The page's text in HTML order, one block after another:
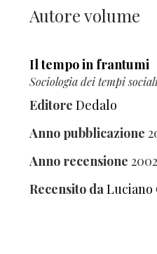
Autore volume
Il tempo in frantumi
Sociologia dei tempi
Editore Dedalo
Anno pubblicazione
Anno recensione 2002
Recensito daLuciano